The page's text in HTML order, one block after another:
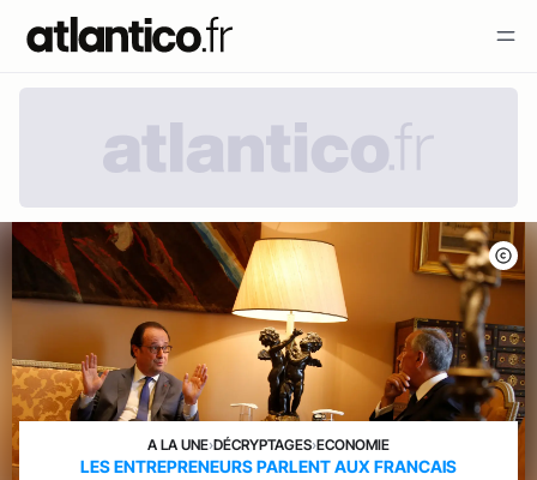
A LA UNE›DÉCRYPTAGES›ECONOMIE
LES ENTREPRENEURS PARLENT AUX FRANCAIS